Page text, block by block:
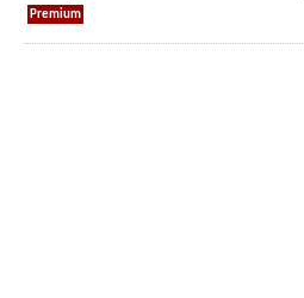
Premium